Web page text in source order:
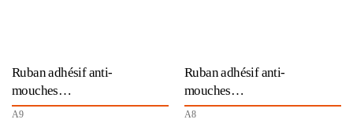
Ruban adhésif anti-
mouches…
A9
Ruban adhésif anti-
mouches…
A8